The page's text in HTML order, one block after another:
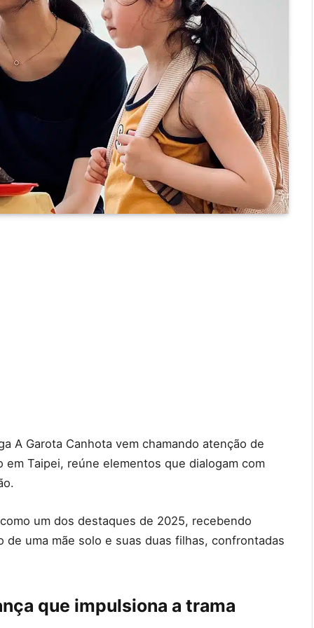
A Garota Canhota vem chamando atenção de
Taipei, reúne elementos que dialogam com
um dos destaques de 2025, recebendo
uma mãe solo e suas duas filhas, confrontadas
que impulsiona a trama